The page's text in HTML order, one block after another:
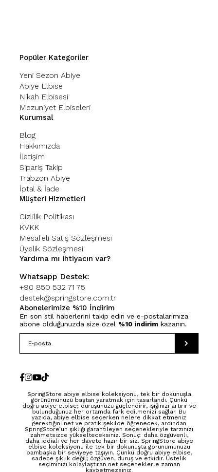
Popüler Kategoriler
Yeni Sezon Abiye
Abiye Elbise
Nikah Elbisesi
Mezuniyet Elbiseleri
Kurumsal
Blog
Hakkımızda
İletişim
Sipariş Takip
Trabzon Abiye
İptal & İade
Müşteri Hizmetleri
Gizlilik Politikası
KVKK
Mesafeli Satış Sözleşmesi
Üyelik Sözleşmesi
Yardıma mı ihtiyacın var?
Whatsapp Destek:
+90 850 532 71 75
destek@springstore.com.tr
Abonelerimize %10 İndirim
En son stil haberlerini takip edin ve e-postalarımıza
abone olduğunuzda size özel %10 indirim kazanın.
SpringStore abiye elbise koleksiyonu, tek bir dokunuşla
görünümünüzü baştan yaratmak için tasarlandı. Çünkü
doğru abiye elbise; duruşunuzu güçlendirir, ışığınızı artırır ve
bulunduğunuz her ortamda fark edilmenizi sağlar. Bu
yazıda, abiye elbise seçerken nelere dikkat etmeniz
gerektiğini net ve pratik şekilde öğrenecek, ardından
SpringStore’un şıklığı garantileyen seçenekleriyle tarzınızı
zahmetsizce yükselteceksiniz. Sonuç: daha özgüvenli,
daha iddialı ve her davete hazır bir siz. SpringStore abiye
elbise koleksiyonu ile tek bir dokunuşta görünümünüzü
bambaşka bir seviyeye taşıyın. Çünkü doğru abiye elbise,
sadece şıklık değil; özgüven, duruş ve etkidir. Üstelik
seçiminizi kolaylaştıran net seçeneklerle zaman
kaybetmezsiniz.